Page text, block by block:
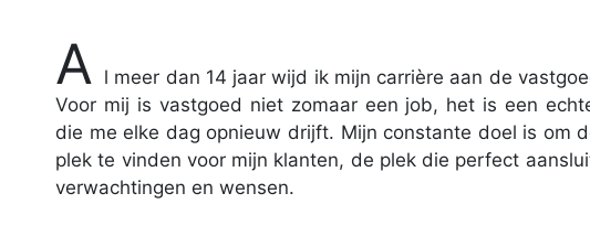
A
l meer dan 14 jaar wijd ik mijn carrière aan de
Voor mij is vastgoed niet zomaar een job, het is een
die me elke dag opnieuw drijft. Mijn constante doel is om
plek te vinden voor mijn klanten, de plek die perfect
verwachtingen en wensen.